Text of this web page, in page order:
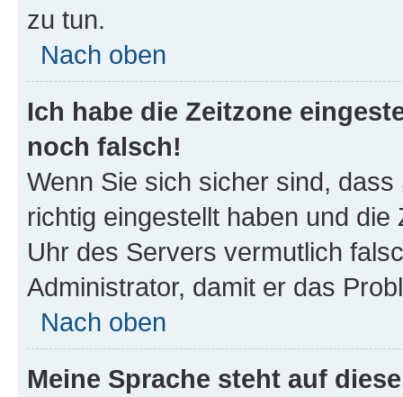
zu tun.
Nach oben
Ich habe die Zeitzone
noch falsch!
Wenn Sie sich sicher sind,
richtig eingestellt haben und
Uhr des Servers vermutlich
Administrator, damit er das
Nach oben
Meine Sprache steht auf